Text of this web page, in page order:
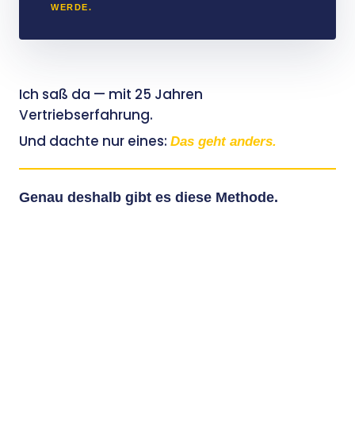
WERDE.
Ich saß da — mit 25 Jahren
Vertriebserfahrung.
Und dachte nur eines: Das geht anders.
Genau deshalb gibt es diese Methode.